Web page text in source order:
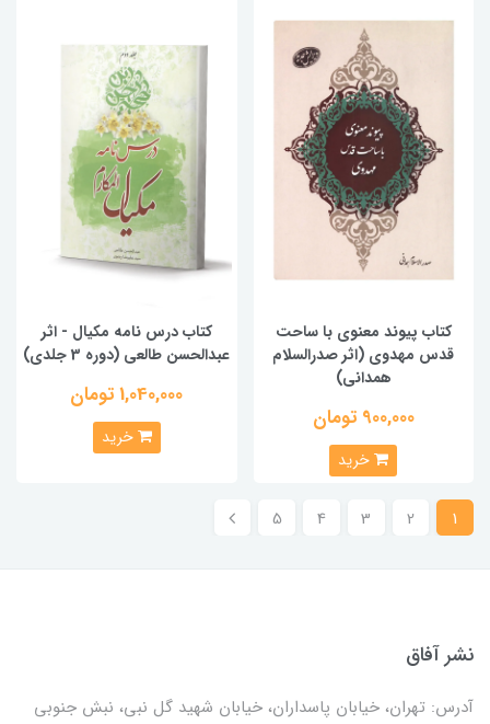
کتاب پیوند معنوی با ساحت
قدس مهدوی (اثر صدرالسلام
همدانی)
900,000 تومان
خرید
کتاب درس نامه مکیال - اثر
عبدالحسن طالعی (دوره 3 جلدی)
1,040,000 تومان
خرید
1
2
3
4
5
نشر آفاق
آدرس: تهران، خیابان پاسداران، خیابان شهید گل نبی، نبش جنوبی